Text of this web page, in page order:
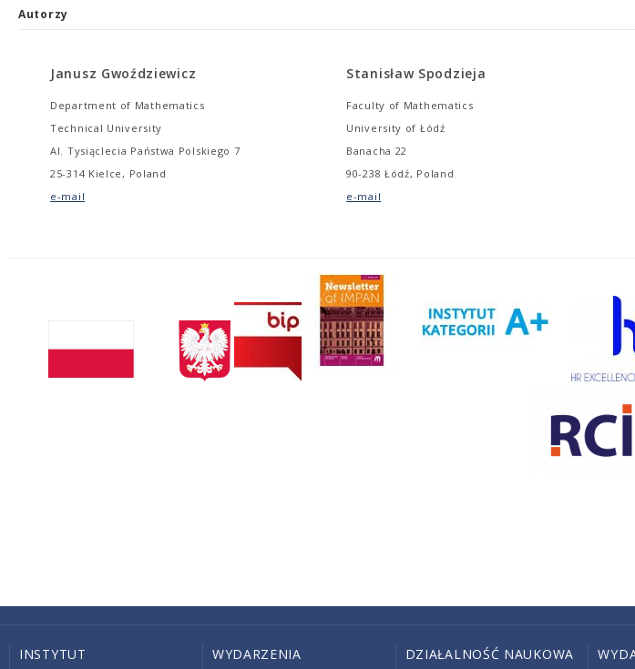
Autorzy
Janusz Gwoździewicz
Department of Mathematics
Technical University
Al. Tysiąclecia Państwa Polskiego 7
25-314 Kielce, Poland
e-mail
Stanisław Spodzieja
Faculty of Mathematics
University of Łódź
Banacha 22
90-238 Łódź, Poland
e-mail
INSTYTUT WYDARZENIA DZIAŁALNOŚĆ NAUKOWA